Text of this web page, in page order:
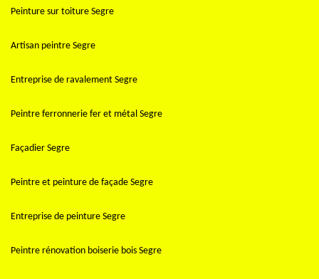
Peinture sur toiture Segre
Artisan peintre Segre
Entreprise de ravalement Segre
Peintre ferronnerie fer et métal Segre
Façadier Segre
Peintre et peinture de façade Segre
Entreprise de peinture Segre
Peintre rénovation boiserie bois Segre